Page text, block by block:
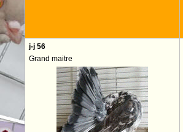
j-j 56
Grand maitre